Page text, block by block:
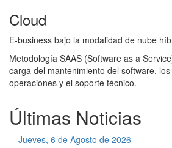
Cloud
E-business bajo la modalidad de nube
Metodología SAAS (Software as a
carga del mantenimiento del software,
operaciones y el soporte técnico.
Últimas Noticias
Jueves, 6 de Agosto de 2026